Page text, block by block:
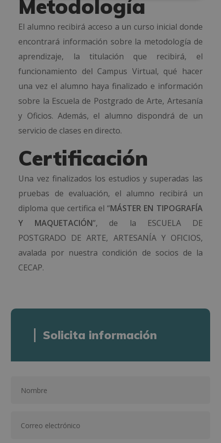
Metodología
El alumno recibirá acceso a un curso inicial donde
encontrará información sobre la metodología de
aprendizaje, la titulación que recibirá, el
funcionamiento del Campus Virtual, qué hacer
una vez el alumno haya finalizado e información
sobre la Escuela de Postgrado de Arte, Artesanía
y Oficios. Además, el alumno dispondrá de un
servicio de clases en directo.
Certificación
Una vez finalizados los estudios y superadas las
pruebas de evaluación, el alumno recibirá un
diploma que certifica el “MÁSTER EN TIPOGRAFÍA
Y MAQUETACIÓN”, de la ESCUELA DE
POSTGRADO DE ARTE, ARTESANÍA Y OFICIOS,
avalada por nuestra condición de socios de la
CECAP.
Solicita información